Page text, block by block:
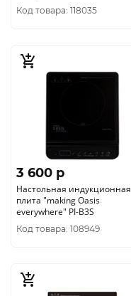
Код товара: 118035
3 600 p
Настольная индукционная
плита "making Oasis
everywhere" РI-B3S
Код товара: 108949